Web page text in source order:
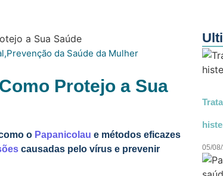
,Prevenção da Saúde da Mulher
Protejo a Sua
o Papanicolau e métodos eficazes
causadas pelo vírus e prevenir
05/